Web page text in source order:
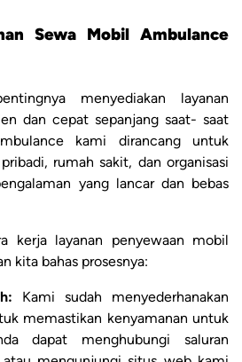
Sewa Mobil Ambulance
menyediakan layanan
dan cepat sepanjang saat- saat
kami dirancang untuk
rumah sakit, dan organisasi
yang lancar dan bebas
kerja layanan penyewaan mobil
kita bahas prosesnya:
Kami sudah menyederhanakan
memastikan kenyamanan untuk
dapat menghubungi saluran